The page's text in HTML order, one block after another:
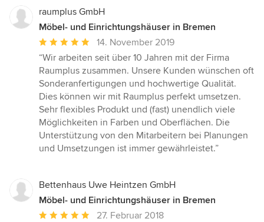
raumplus GmbH
Möbel- und Einrichtungshäuser in Bremen
Durchschnittliche
Bewertung:
5
von
5
Sternen
14. November 2019
“Wir arbeiten seit über 10 Jahren mit der Firma
Raumplus zusammen. Unsere Kunden wünschen oft
Sonderanfertigungen und hochwertige Qualität.
Dies können wir mit Raumplus perfekt umsetzen.
Sehr flexibles Produkt und (fast) unendlich viele
Möglichkeiten in Farben und Oberflächen. Die
Unterstützung von den Mitarbeitern bei Planungen
und Umsetzungen ist immer gewährleistet.”
Bettenhaus Uwe Heintzen GmbH
Möbel- und Einrichtungshäuser in Bremen
Durchschnittliche27. Februar 2018